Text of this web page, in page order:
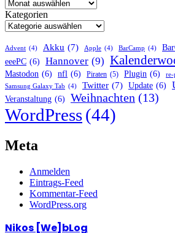
Kategorien
Advent (4) Akku (7) Apple (4) BarCamp (4)
eeePC (6) Hannover (9)
Mastodon (6) nfl (6) Piraten (5) Plugin (6) re-
Samsung Galaxy Tab (4) Twitter (7) Update (6)
Veranstaltung (6) Weihnachten (13)
WordPress(44)
Meta
Anmelden
Eintrags-Feed
Kommentar-Feed
WordPress.org
Nikos [We]bLog